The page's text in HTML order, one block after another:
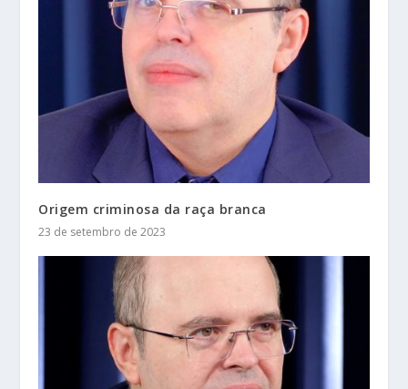
Origem criminosa da raça branca
23 de setembro de 2023